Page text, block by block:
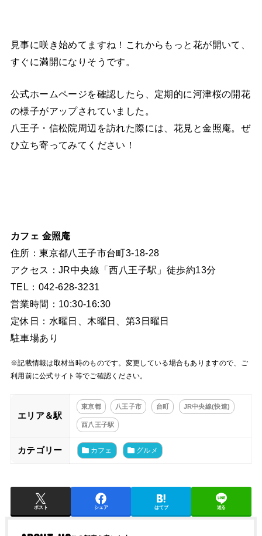
見事に咲き始めてますね！これからもっと花が開いて、
すぐに満開になりそうです。
公式ホームページを確認したら、定期的に河津桜の開花
の様子がアップされていました。
八王子・信松院周辺を訪れた際には、花見と金照庵。ぜ
ひ立ち寄ってみてください！
カフェ 金照庵
住所：東京都八王子市台町3-18-28
アクセス：JR中央線「西八王子駅」徒歩約13分
TEL：042-628-3231
営業時間：10:30-16:30
定休日：水曜日、木曜日、第3日曜日
駐車場あり
※記載情報は取材当時のものです。変更している場合もありますので、ご
利用前に公式サイト等でご確認ください。
エリア＆駅
東京都 八王子市 台町 JR中央線(快速)
西八王子駅
カテゴリー カフェ グルメ
ポスト シェア はてブ 送る